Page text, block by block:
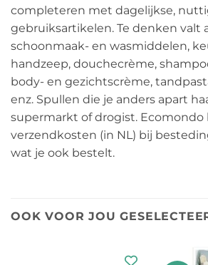
completeren met dagelijkse,
gebruiksartikelen. Te denken valt
schoonmaak- en wasmiddelen,
handzeep, douchecrème,
body- en gezichtscrème,
enz. Spullen die je anders apart
supermarkt of drogist.
verzendkosten (in NL) bij
wat je ook bestelt.
OOK VOOR JOU